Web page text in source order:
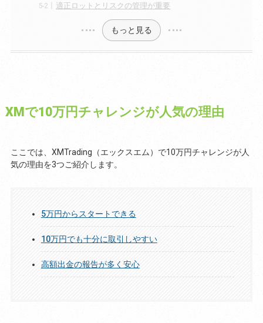
適正ロットとリスクの管理が重要
もっと見る
XMで10万円チャレンジが人気の理由
ここでは、XMTrading（エックスエム）で10万円チャレンジが人
気の理由を3つご紹介します。
5万円からスタートできる
10万円でも十分に取引しやすい
高額出金の報告が多く安心